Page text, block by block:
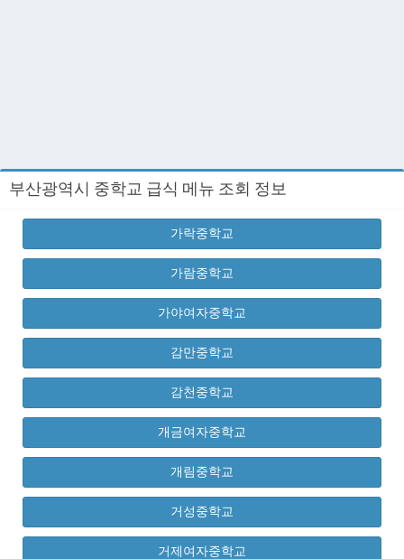
부산광역시 중학교 급식 메뉴 조회 정보
가락중학교
가람중학교
가야여자중학교
감만중학교
감천중학교
개금여자중학교
개림중학교
거성중학교
거제여자중학교